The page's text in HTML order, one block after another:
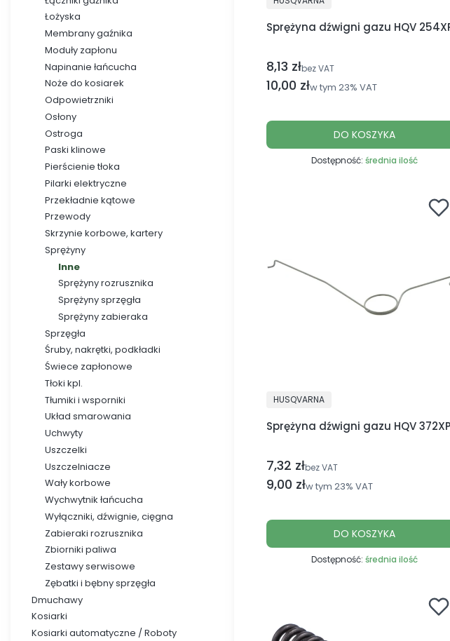
Łożyska
Membrany gaźnika
Moduły zapłonu
Napinanie łańcucha
Noże do kosiarek
Odpowietrzniki
Osłony
Ostroga
Paski klinowe
Pierścienie tłoka
Pilarki elektryczne
Przekładnie kątowe
Przewody
Skrzynie korbowe, kartery
Sprężyny
Inne
Sprężyny rozrusznika
Sprężyny sprzęgła
Sprężyny zabieraka
Sprzęgła
Śruby, nakrętki, podkładki
Świece zapłonowe
Tłoki kpl.
Tłumiki i wsporniki
Układ smarowania
Uchwyty
Uszczelki
Uszczelniacze
Wały korbowe
Wychwytnik łańcucha
Wyłączniki, dźwignie, cięgna
Zabieraki rozrusznika
Zbiorniki paliwa
Zestawy serwisowe
Zębatki i bębny sprzęgła
Dmuchawy
Kosiarki
Kosiarki automatyczne / Roboty
Sprężyna dźwigni gazu HQV
Cena brutto
10,00 złw tym 23% VAT
Cena netto
8,13 złbez VAT
DO KOSZYKA
Dostępność: średnia ilość
Sprężyna dźwigni gazu HQV 372XP
PRODUCENT
HUSQVARNA
Cena brutto
9,00 złw tym 23% VAT
Cena netto
7,32 złbez VAT
DO KOSZYKA
Dostępność: średnia ilość